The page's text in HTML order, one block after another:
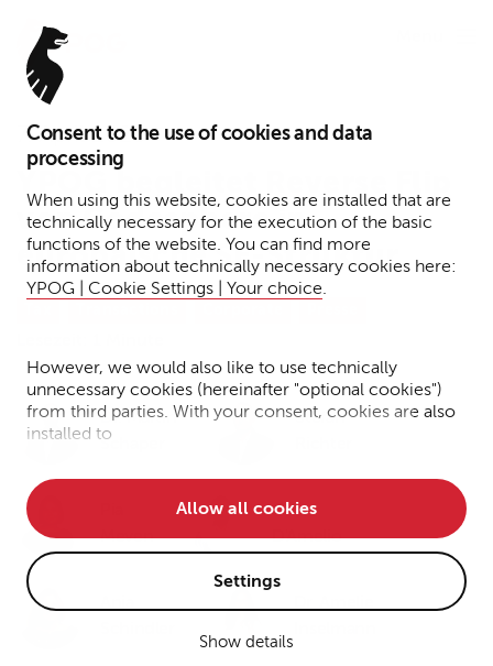
Consent to the use of cookies and data
processing
When using this website, cookies are installed that are
technically necessary for the execution of the basic
functions of the website. You can find more
information about technically necessary cookies here:
YPOG | Cookie Settings | Your choice.
However, we would also like to use technically
unnecessary cookies (hereinafter "optional cookies")
from third parties. With your consent, cookies are also
installed to
• improve the functionality of the website and
• Track your online behavior for targeted advertising
purposes.
Allow all cookies
Settings
Show details
7. April 2026
von Codesphere in
europäische SE-Struktur
Dr. Martin
Schaper
Stefan
Meven
Ciro
D'Amelio